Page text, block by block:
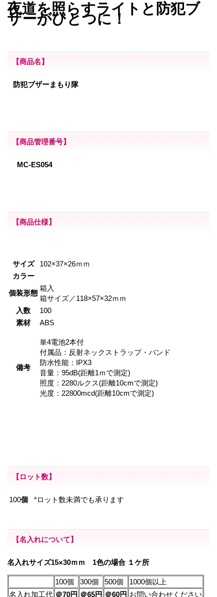
夜道を照らすライトと防犯ブ
ザーがひとつに！
【商品名】
防犯ブザーまもり隊
【商品管理番号】
MC-ES054
【商品仕様】
サイズ
102×37×26ｍｍ
カラー
個装形態
箱入
箱サイズ／118×57×32ｍｍ
入数
100
素材
ABS
備考
単4電池2本付
付属品：反射ネックストラップ・バンド
防水性能：IPX3
音量：95dB(距離1ｍで測定)
照度：2280ルクス(距離10cmで測定)
光度：22800mcd(距離10cmで測定)
【ロット数】
100個 *ロット数未満でも承ります
【名入れについて】
名入れサイズ15×30ｍｍ 1色の場合 １ケ所
100個 300個 500個
1000個以上
名入れ加工代 ＠70円 ＠65円 ＠60円 お問い合わせください